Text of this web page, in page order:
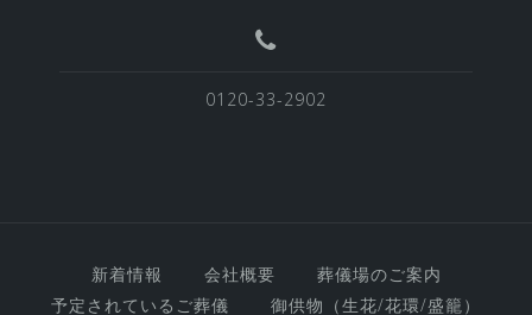
0120-33-2902
新着情報 会社概要
葬儀場のご案内
予定されているご葬儀
御供物（生花/花環/盛籠）